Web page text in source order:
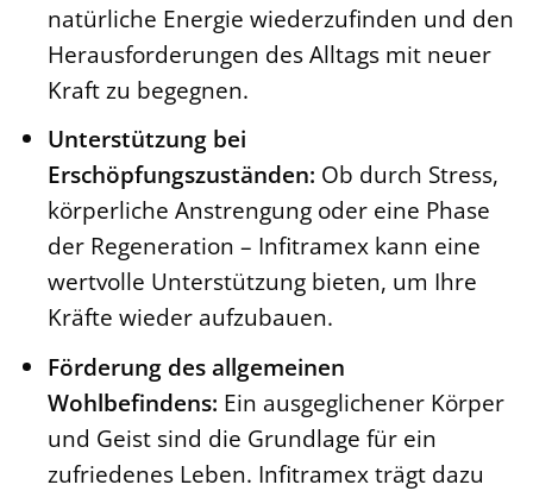
natürliche Energie wiederzufinden und den
Herausforderungen des Alltags mit neuer
Kraft zu begegnen.
Unterstützung bei
Erschöpfungszuständen: Ob durch Stress,
körperliche Anstrengung oder eine Phase
der Regeneration – Infitramex kann eine
wertvolle Unterstützung bieten, um Ihre
Kräfte wieder aufzubauen.
Förderung des allgemeinen
Wohlbefindens: Ein ausgeglichener Körper
und Geist sind die Grundlage für ein
zufriedenes Leben. Infitramex trägt dazu